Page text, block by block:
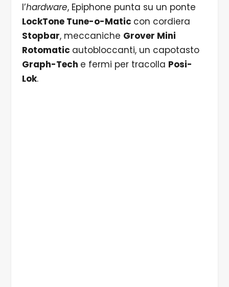
l’hardware, Epiphone punta su un ponte
LockTone Tune-o-Matic con cordiera
Stopbar, meccaniche Grover Mini
Rotomatic autobloccanti, un capotasto
Graph-Tech e fermi per tracolla Posi-
Lok.